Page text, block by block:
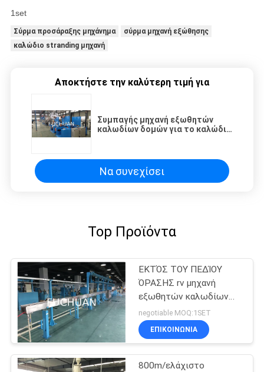
1set
Σύρμα προσάραξης μηχάνημα
σύρμα μηχανή εξώθησης
καλώδιο stranding μηχανή
Αποκτήστε την καλύτερη τιμή για
Συμπαγής μηχανή εξωθητών
καλωδίων δομών για το καλώδιο
Να συνεχίσει
Top Προϊόντα
ΕΚΤΌΣ ΤΟΥ ΠΕΔΊΟΥ
ΌΡΑΣΗΣ rv μηχανή
εξωθητών καλωδίων
του BV BVV
negotiable MOQ:1SET
ΕΠΙΚΟΙΝΩΝΊΑ
800m/ελάχιστο